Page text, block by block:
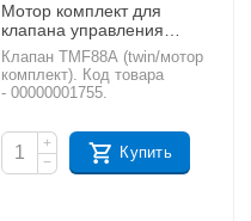
Мотор комплект для
клапана управления
RUNXIN TMF88A Twin
Клапан TMF88A (twin/мотор
комплект). Код товара
- 00000001755.
+
−
Купить